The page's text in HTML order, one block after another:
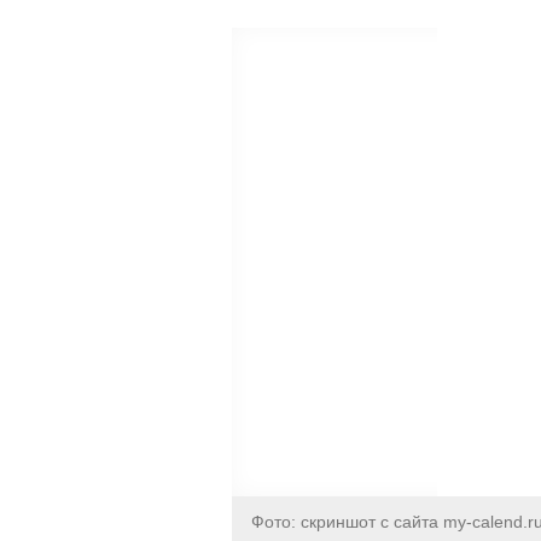
Фото: скриншот с сайта my-